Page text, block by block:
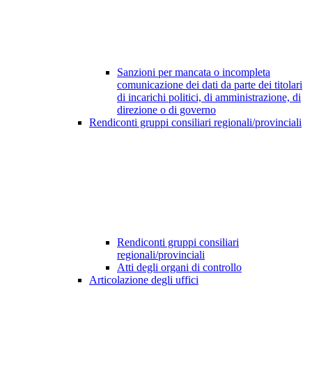
Sanzioni per mancata o incompleta
comunicazione dei dati da parte dei titolari
di incarichi politici, di amministrazione, di
direzione o di governo
Rendiconti gruppi consiliari regionali/provinciali
Rendiconti gruppi consiliari
regionali/provinciali
Atti degli organi di controllo
Articolazione degli uffici